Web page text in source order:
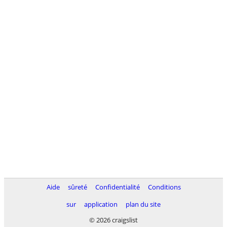
Aide sûreté Confidentialité
Conditions
sur
application
plan du site
© 2026 craigslist